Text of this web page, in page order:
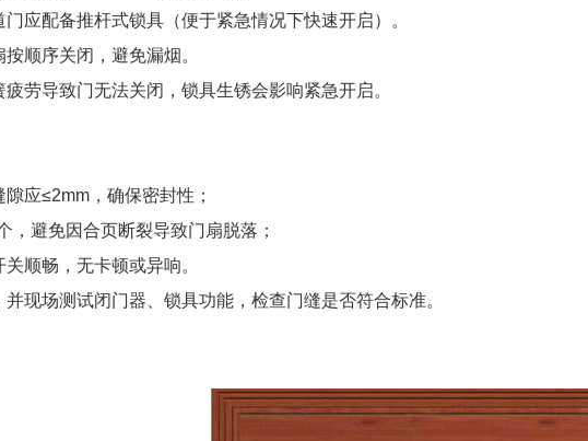
应配备推杆式锁具（便于紧急情况下快速开启）。
顺序关闭，避免漏烟。
劳导致门无法关闭，锁具生锈会影响紧急开启。
应≤2mm，确保密封性；
，避免因合页断裂导致门扇脱落；
顺畅，无卡顿或异响。
现场测试闭门器、锁具功能，检查门缝是否符合标准。